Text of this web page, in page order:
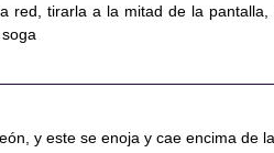
red, tirarla a la mitad de la
y este se enoja y cae encima de la